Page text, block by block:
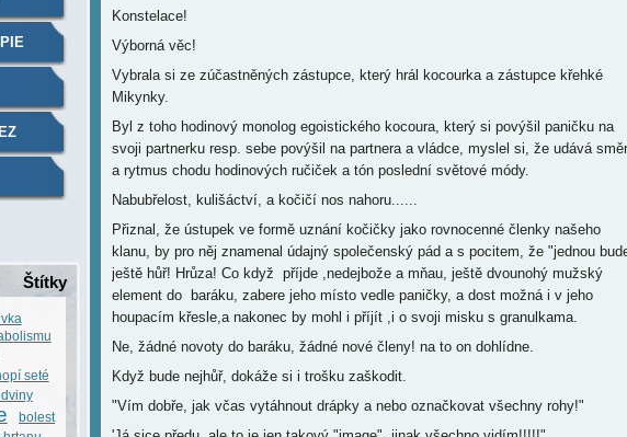
Konstelace!
Výborná věc!
Vybrala si ze zúčastněných zástupce, který hrál kocourka a zástupce křehké
Mikynky.
Byl z toho hodinový monolog egoistického kocoura, který si povýšil paničku na
svoji partnerku resp. sebe povýšil na partnera a vládce, myslel si, že udává směr
a rytmus chodu hodinových ručiček a tón poslední světové módy.
Nabubřelost, kulišáctví, a kočičí nos nahoru......
Přiznal, že ústupek ve formě uznání kočičky jako rovnocenné členky našeho
klanu, by pro něj znamenal údajný společenský pád a s pocitem, že "jednou
ještě hůř! Hrůza! Co když příjde ,nedejbože a mňau, ještě dvounohý mužský
element do baráku, zabere jeho místo vedle paničky, a dost možná i v jeho
houpacím křesle,a nakonec by mohl i příjít ,i o svoji misku s granulkama.
Ne, žádné novoty do baráku, žádné nové členy! na to on dohlídne.
Když bude nejhůř, dokáže si i trošku zaškodit.
"Vím dobře, jak včas vytáhnout drápky a nebo označkovat všechny rohy!"
Štítky
seté
bolest